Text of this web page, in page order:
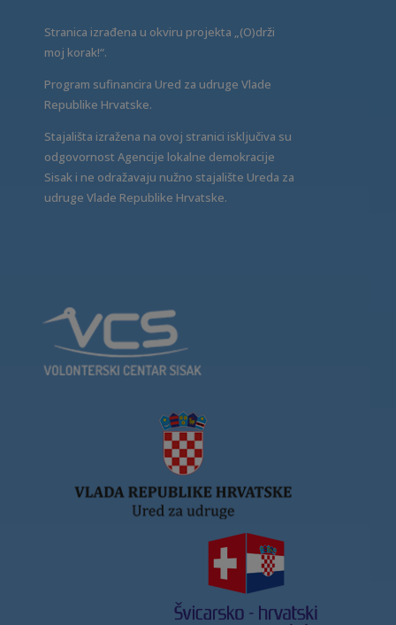
Stranica izrađena u okviru projekta „(O)drži
moj korak!“.
Program sufinancira Ured za udruge Vlade
Republike Hrvatske.
Stajališta izražena na ovoj stranici isključiva su
odgovornost Agencije lokalne demokracije
Sisak i ne odražavaju nužno stajalište Ureda za
udruge Vlade Republike Hrvatske.